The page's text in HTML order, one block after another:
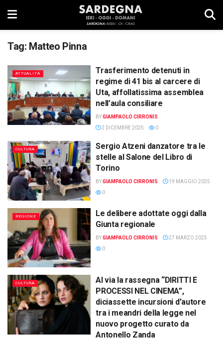
Tag: Matteo Pinna
ATTUALITÀ
Trasferimento detenuti in
regime di 41 bis al carcere di
Uta, affollatissima assemblea
nell’aula consiliare
BYGIAMPAOLO CIRRONIS
2 DICEMBRE 2025
0
CULTURA
Sergio Atzeni danzatore tra le
stelle al Salone del Libro di
Torino
BYGIAMPAOLO CIRRONIS
19 MAGGIO 2025
0
REGIONE
Le delibere adottate oggi dalla
Giunta regionale
BYGIAMPAOLO CIRRONIS
27 MARZO 2025
0
CULTURA
Al via la rassegna “DIRITTI E
PROCESSI NEL CINEMA”,
diciassette incursioni d’autore
tra i meandri della legge nel
nuovo progetto curato da
Antonello Zanda